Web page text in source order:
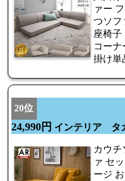
ァー
つソフ
座椅子
コーナ
掛け単
20位
24,990円 インテリア タ
カウチ
ァ セ
ージ